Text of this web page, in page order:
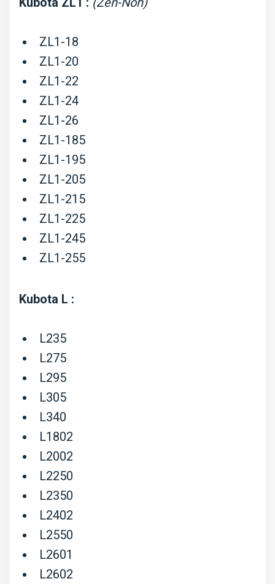
ZL1-18
ZL1-20
ZL1-22
ZL1-24
ZL1-26
ZL1-185
ZL1-195
ZL1-205
ZL1-215
ZL1-225
ZL1-245
ZL1-255
Kubota L :
L235
L275
L295
L305
L340
L1802
L2002
L2250
L2350
L2402
L2550
L2601
L2602